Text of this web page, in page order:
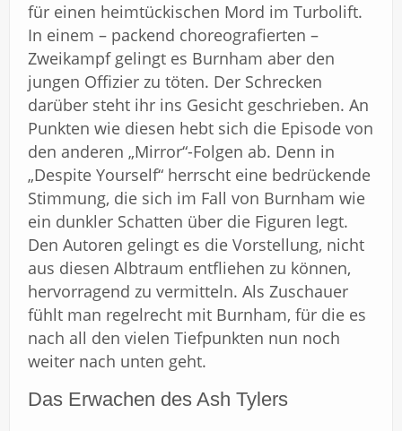
für einen heimtückischen Mord im Turbolift.
In einem – packend choreografierten –
Zweikampf gelingt es Burnham aber den
jungen Offizier zu töten. Der Schrecken
darüber steht ihr ins Gesicht geschrieben. An
Punkten wie diesen hebt sich die Episode von
den anderen „Mirror“-Folgen ab. Denn in
„Despite Yourself“ herrscht eine bedrückende
Stimmung, die sich im Fall von Burnham wie
ein dunkler Schatten über die Figuren legt.
Den Autoren gelingt es die Vorstellung, nicht
aus diesen Albtraum entfliehen zu können,
hervorragend zu vermitteln. Als Zuschauer
fühlt man regelrecht mit Burnham, für die es
nach all den vielen Tiefpunkten nun noch
weiter nach unten geht.
Das Erwachen des Ash Tylers